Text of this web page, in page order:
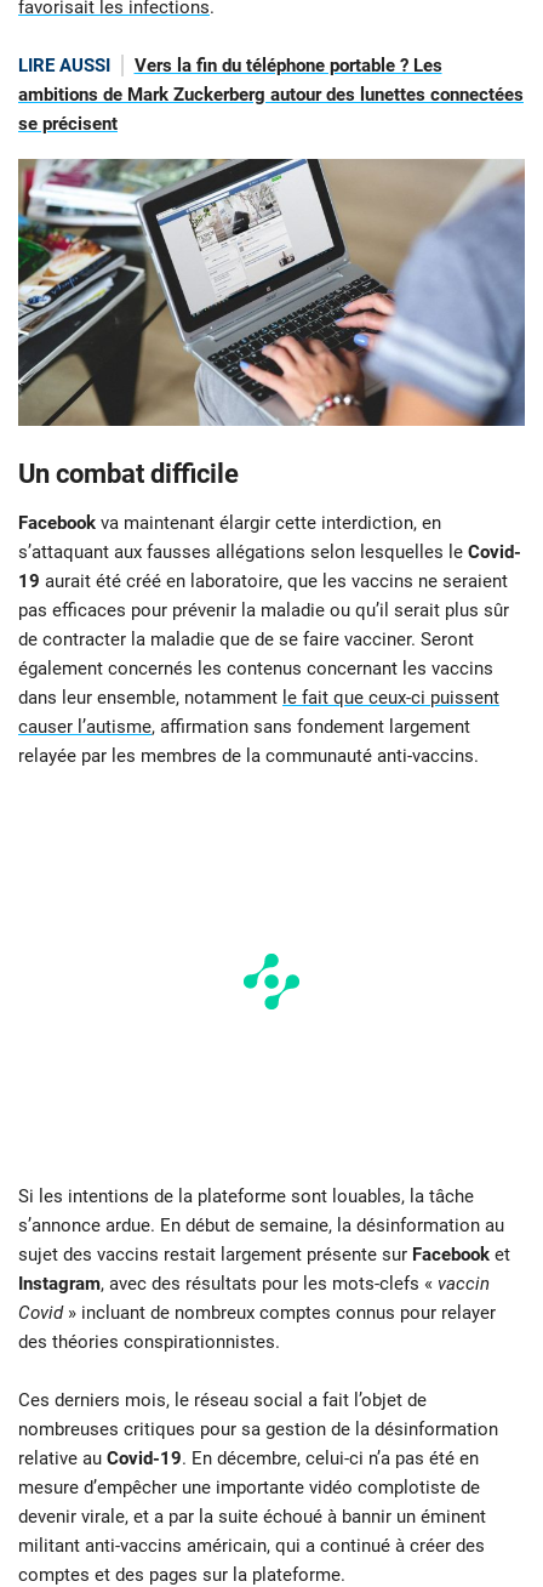
favorisait les infections.
LIRE AUSSI
Vers la fin du téléphone portable ? Les
ambitions de Mark Zuckerberg autour des lunettes connectées
se précisent
Un combat difficile
Facebook va maintenant élargir cette interdiction, en
s’attaquant aux fausses allégations selon lesquelles le Covid-
19 aurait été créé en laboratoire, que les vaccins ne seraient
pas efficaces pour prévenir la maladie ou qu’il serait plus sûr
de contracter la maladie que de se faire vacciner. Seront
également concernés les contenus concernant les vaccins
dans leur ensemble, notamment le fait que ceux-ci puissent
causer l’autisme, affirmation sans fondement largement
relayée par les membres de la communauté anti-vaccins.
Si les intentions de la plateforme sont louables, la tâche
s’annonce ardue. En début de semaine, la désinformation au
sujet des vaccins restait largement présente sur Facebook et
Instagram, avec des résultats pour les mots-clefs « vaccin
Covid» incluant de nombreux comptes connus pour relayer
des théories conspirationnistes.
Ces derniers mois, le réseau social a fait l’objet de
nombreuses critiques pour sa gestion de la désinformation
relative au Covid-19. En décembre, celui-ci n’a pas été en
mesure d’empêcher une importante vidéo complotiste de
devenir virale, et a par la suite échoué à bannir un éminent
militant anti-vaccins américain, qui a continué à créer des
comptes et des pages sur la plateforme.